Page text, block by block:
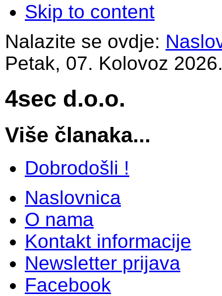
Skip to content
Nalazite se ovdje:
Petak, 07. Kolovoz
4sec d.o.o.
Više članaka...
Dobrodošli !
Naslovnica
O nama
Kontakt informacije
Newsletter prijava
Facebook